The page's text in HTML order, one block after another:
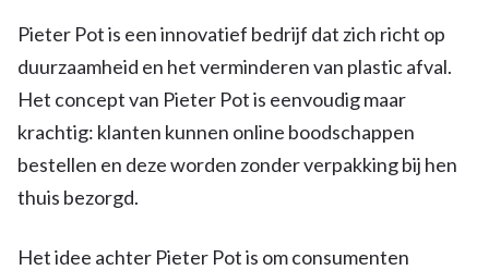
Pieter Pot is een innovatief bedrijf dat zich richt op
duurzaamheid en het verminderen van plastic afval.
Het concept van Pieter Pot is eenvoudig maar
krachtig: klanten kunnen online boodschappen
bestellen en deze worden zonder verpakking bij hen
thuis bezorgd.
Het idee achter Pieter Pot is om consumenten